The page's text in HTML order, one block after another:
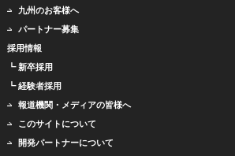
九州のお客様へ
パートナー募集
採用情報
┗ 新卒採用
┗ 経験者採用
報道機関・メディアの皆様へ
このサイトについて
開発パートナーについて